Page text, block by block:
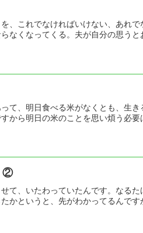
を、これでなければいけない、あれ
なくなってくる。夫が自分の思う
て、明日食べる米がなくとも、生
から明日の米のことを思い煩う必
②
せて、いたわっていたんです。なる
かというと、先がわかってるんで